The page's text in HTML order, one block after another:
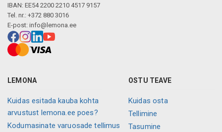
IBAN: EE54 2200 2210 4517 9157
Tel. nr.: +372 880 3016
E-post: info@lemona.ee
LEMONA
Kuidas esitada kauba kohta
arvustust lemona.ee poes?
Kodumasinate varuosade tellimus
OSTU TEAVE
Kuidas osta
Tellimine
Tasumine